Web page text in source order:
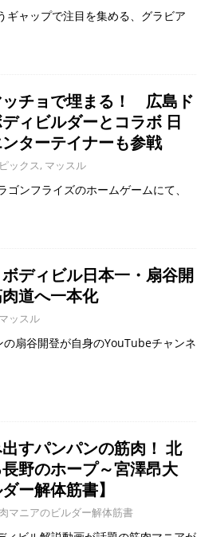
ギャップで注目を集める、グラビア
チョで埋まる！ 広島ド
ィビルダーとコラボ 日
ターテイナーも参戦
ックス, マッスル
ンフライズのホームゲームにて、
ボディビル日本一・扇谷開
道へ一本化
マッスル
扇谷開登が自身のYouTubeチャンネ
すパンパンの筋肉！ 北
野のホープ～宮澤昂大
ー解体筋書】
マニアのビルダー解体筋書